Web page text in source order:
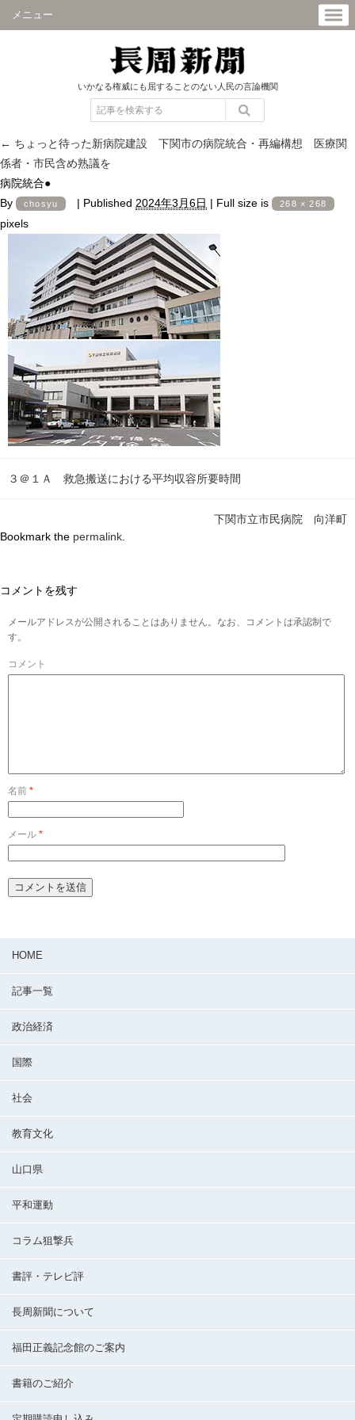
メニュー
いかなる権威にも屈することのない人民の言論機関
← ちょっと待った新病院建設 下関市の病院統合・再編構想 医療関
係者・市民含め熟議を
病院統合●
By
chosyu | Published 2024年3月6日 | Full size is 268 × 268
pixels
３＠１Ａ 救急搬送における平均収容所要時間
下関市立市民病院 向洋町
Bookmark the permalink
コメントを残す
メールアドレスが公開されることはありません。なお、コメントは承認制で
す。
コメント
名前 *
メール *
HOME
記事一覧
政治経済
国際
社会
教育文化
山口県
平和運動
コラム狙撃兵
書評・テレビ評
長周新聞について
福田正義記念館のご案内
書籍のご紹介